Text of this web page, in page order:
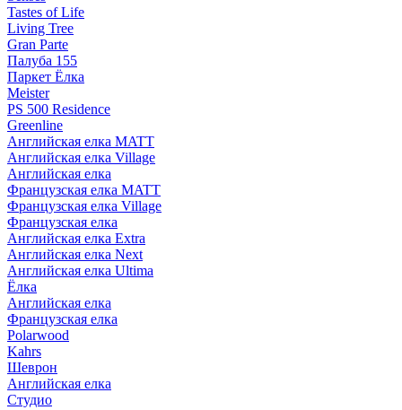
Tastes of Life
Living Tree
Gran Parte
Палуба 155
Паркет Ёлка
Meister
PS 500 Residence
Greenline
Английская елка MATT
Английская елка Village
Английская елка
Французская елка MATT
Французская елка Village
Французская елка
Английская елка Extra
Английская елка Next
Английская елка Ultima
Ёлка
Английская елка
Французская елка
Polarwood
Kahrs
Шеврон
Английская елка
Студио